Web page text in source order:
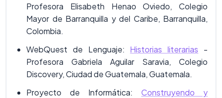
Profesora Elisabeth Henao Oviedo, Colegio
Mayor de Barranquilla y del Caribe, Barranquilla,
Colombia.
WebQuest de Lenguaje: Historias literarias -
Profesora Gabriela Aguilar Saravia, Colegio
Discovery, Ciudad de Guatemala, Guatemala.
Proyecto de Informática: Construyendo y